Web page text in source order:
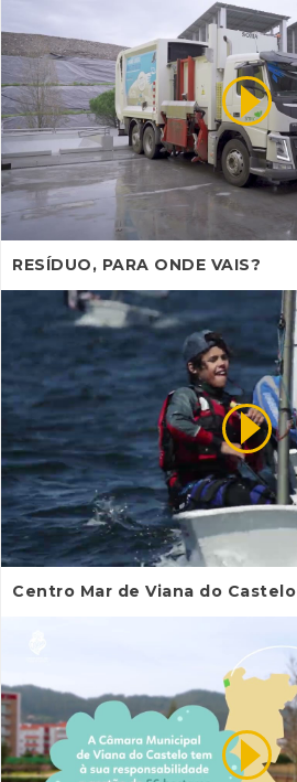
RESÍDUO, PARA ONDE VAIS?
Centro Mar de Viana do Castelo